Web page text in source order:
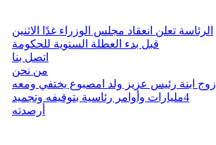
الرئاسة تعلن انعقاد مجلس الوزراء غدًا الاثنين
قبل بدء العطلة السنوية للحكومة
اتصل بنا
من نحن
زوج ابنة رئيس عزيز ولد امصبوع يختفي ومعه
4مليارات وأوامر رئاسية بتوقيفه وتجميد
أرصدته